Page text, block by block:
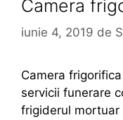
Camera
iunie 4, 2019 de
Camera
servicii funerare
frigiderul